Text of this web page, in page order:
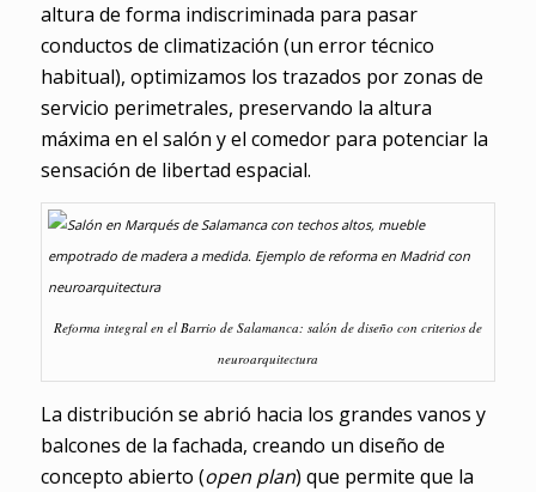
altura de forma indiscriminada para pasar
conductos de climatización (un error técnico
habitual), optimizamos los trazados por zonas de
servicio perimetrales, preservando la altura
máxima en el salón y el comedor para potenciar la
sensación de libertad espacial.
Reforma integral en el Barrio de Salamanca: salón de diseño con criterios de
neuroarquitectura
La distribución se abrió hacia los grandes vanos y
balcones de la fachada, creando un diseño de
concepto abierto (open plan) que permite que la